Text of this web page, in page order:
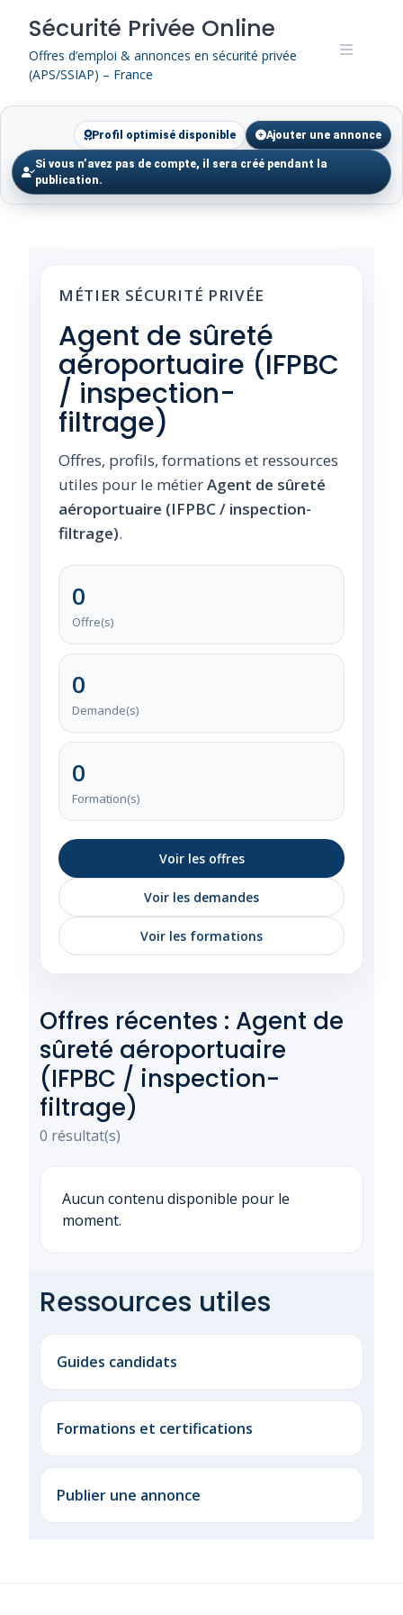
content
Sécurité Privée Online
Offres d’emploi & annonces en sécurité privée
(APS/SSIAP) – France
Profil optimisé disponible Ajouter une annonce
Si vous n’avez pas de compte, il sera créé pendant la
publication.
MÉTIER SÉCURITÉ PRIVÉE
Agent de sûreté
aéroportuaire (IFPBC
/ inspection-
filtrage)
Offres, profils, formations et ressources
utiles pour le métierAgent de sûreté
aéroportuaire (IFPBC / inspection-
filtrage).
0
Offre(s)
0
Demande(s)
0
Formation(s)
Voir les offres
Voir les demandes
Voir les formations
Offres récentes : Agent de
sûreté aéroportuaire
(IFPBC / inspection-
filtrage)
0 résultat(s)
Aucun contenu disponible pour le
moment.
Ressources utiles
Guides candidats
Formations et certifications
Publier une annonce